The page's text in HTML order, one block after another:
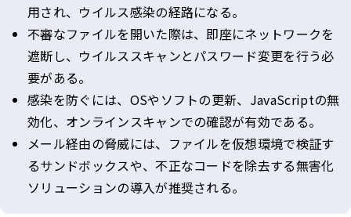
用され、ウイルス感染の経路になる。
不審なファイルを開いた際は、即座にネットワークを
遮断し、ウイルススキャンとパスワード変更を行う必
要がある。
感染を防ぐには、OSやソフトの更新、JavaScriptの無
効化、オンラインスキャンでの確認が有効である。
メール経由の脅威には、ファイルを仮想環境で検証す
るサンドボックスや、不正なコードを除去する無害化
ソリューションの導入が推奨される。